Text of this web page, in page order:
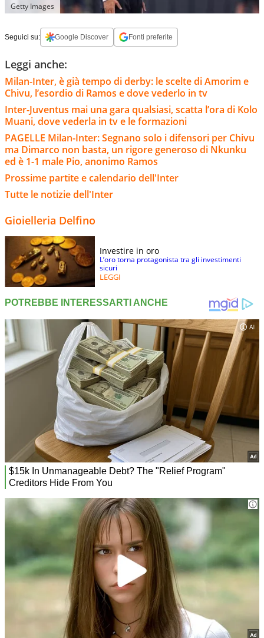
Getty Images
Seguici su: Google Discover Fonti preferite
Leggi anche:
Milan-Inter, è già tempo di derby: le scelte di Amorim e
Chivu, l’esordio di Ramos e dove vederlo in tv
Inter-Juventus mai una gara qualsiasi, scatta l’ora di Kolo
Muani, dove vederla in tv e le formazioni
PAGELLE Milan-Inter: Segnano solo i difensori per Chivu
ma Dimarco non basta, un rigore generoso di Nkunku
ed è 1-1 male Pio, anonimo Ramos
Prossime partite e calendario dell'Inter
Tutte le notizie dell'Inter
Gioielleria Delfino
Investire in oro
L’oro torna protagonista tra gli investimenti
sicuri
LEGGI